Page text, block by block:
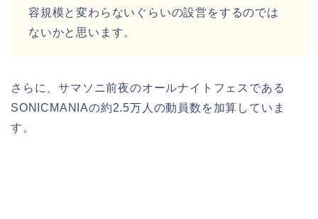
容規模と変わらないぐらいの設営をするのでは
ないかと思います。
さらに、サマソニ前夜のオールナイトフェスである
SONICMANIAの約2.5万人の動員数を加算していま
す。